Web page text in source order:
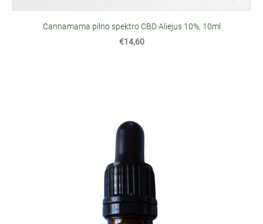
Cannamama pilno spektro CBD Aliejus 10%, 10ml
€14,60